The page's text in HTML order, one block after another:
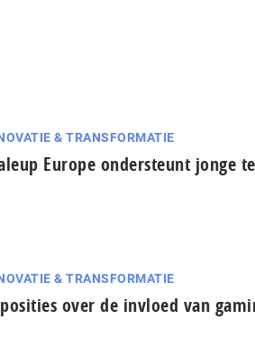
& TRANSFORMATIE
Europe ondersteunt jonge
& TRANSFORMATIE
over de invloed van